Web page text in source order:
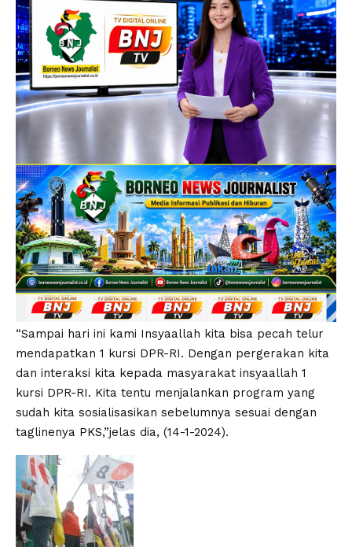
“Sampai hari ini kami Insyaallah kita bisa pecah telur
mendapatkan 1 kursi DPR-RI. Dengan pergerakan kita
dan interaksi kita kepada masyarakat insyaallah 1
kursi DPR-RI. Kita tentu menjalankan program yang
sudah kita sosialisasikan sebelumnya sesuai dengan
taglinenya PKS,”jelas dia, (14-1-2024).